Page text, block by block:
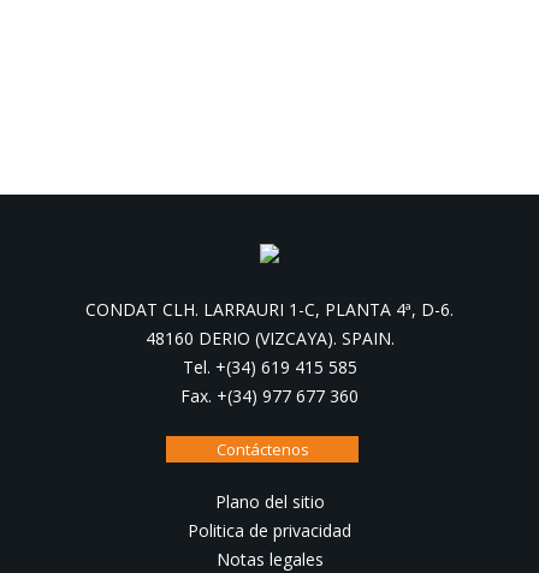
CONDAT CLH. LARRAURI 1-C, PLANTA 4ª, D-6.
48160 DERIO (VIZCAYA). SPAIN.
Tel. +(34) 619 415 585
Fax. +(34) 977 677 360
Contáctenos
Plano del sitio
Politica de privacidad
Notas legales